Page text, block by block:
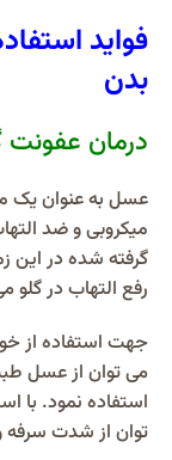
فواید
بدن
درمان عفونت
عسل به عنوان یک
میکروبی و ضد
گرفته شده در این
رفع التهاب در گلو
جهت استفاده از
می توان از عسل
استفاده نمود. با
توان از شدت سرفه